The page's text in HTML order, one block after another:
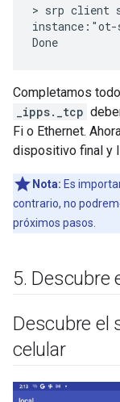
> srp client
Completamos
_ipps._tcp
Fi o Ethernet.
dispositivo final y
Nota: Es
contrario, no
próximos pasos.
5. Descubre
Descubre el
celular